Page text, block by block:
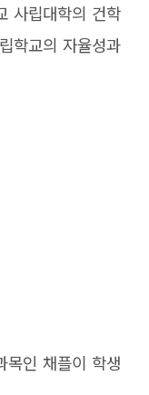
사립대학의 건학
학교의 자율성과
목인 채플이 학생